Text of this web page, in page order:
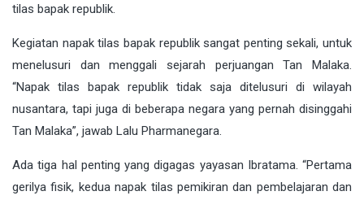
tilas bapak republik.
Kegiatan napak tilas bapak republik sangat penting sekali, untuk
menelusuri dan menggali sejarah perjuangan Tan Malaka.
“Napak tilas bapak republik tidak saja ditelusuri di wilayah
nusantara, tapi juga di beberapa negara yang pernah disinggahi
Tan Malaka”, jawab Lalu Pharmanegara.
Ada tiga hal penting yang digagas yayasan Ibratama. “Pertama
gerilya fisik, kedua napak tilas pemikiran dan pembelajaran dan